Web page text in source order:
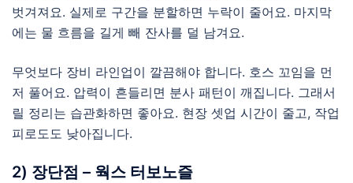
벗겨져요. 실제로 구간을 분할하면 누락이 줄어요. 마지막
에는 물 흐름을 길게 빼 잔사를 덜 남겨요.
무엇보다 장비 라인업이 깔끔해야 합니다. 호스 꼬임을 먼
저 풀어요. 압력이 흔들리면 분사 패턴이 깨집니다. 그래서
릴 정리는 습관화하면 좋아요. 현장 셋업 시간이 줄고, 작업
피로도도 낮아집니다.
2) 장단점 – 웍스 터보노즐